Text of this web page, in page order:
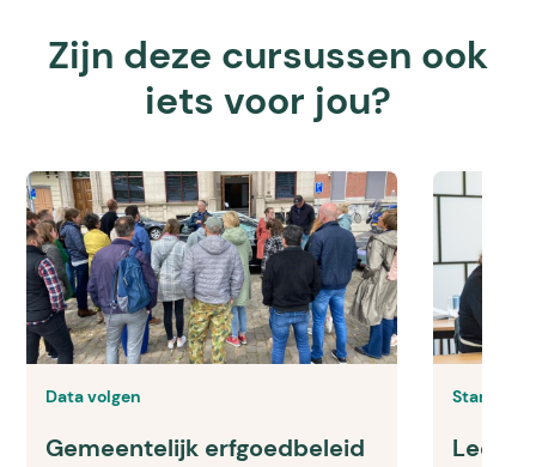
Zijn deze cursussen ook
iets voor jou?
Gemeentelijk erfgoedbeleid
Data volgen Start 1